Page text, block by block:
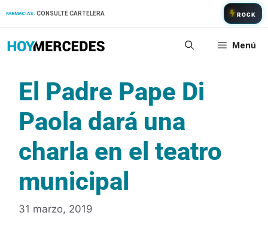
FARMACIAS: CONSULTE CARTELERA ROCK
Menú
El Padre Pape Di
Paola dará una
charla en el teatro
municipal
31 marzo, 2019